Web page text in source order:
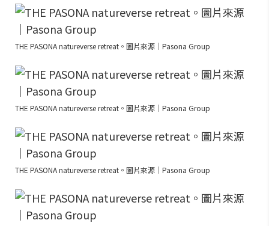
THE PASONA natureverse retreat。圖片來源｜Pasona Group
THE PASONA natureverse retreat。圖片來源｜Pasona Group
THE PASONA natureverse retreat。圖片來源｜Pasona Group